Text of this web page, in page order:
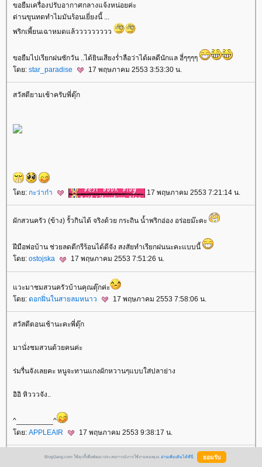
ขอยืมเครื่องปรับอากาศกลางแจ้งหน่อยค่ะ
ด่านขุนทดทำไมมันร้อนเยี่ยงนี้ ...
พริกเพี้ยนเฉาหมดแล้ววววววววว
ขอยืมไปเรียกฝนซักวัน ..ได้ยินเสียงร่ำลือว่าได้ผลดีนักแล ฮี่ๆๆๆๆ
ดย: star_paradise 17 พฤษภาคม 2553 3:53:30 น.
สวัสดียามเช้าครับพี่ตุ๊ก
ดย: กะว่าก๋า 17 พฤษภาคม 2553 7:21:14 น.
ผักสวนครัว (ข้าง) รั้วกินได้ จริงด้วย กระถิน น้ำพริกอ่อง อร่อยม๊ะคะ
ฝีมือพ่อบ้าน ช่วยลดดีกรีร้อนได้ดีจัง สงสัยทำเรียกฝนนะคะแบบนี้
ดย: ostojska 17 พฤษภาคม 2553 7:51:26 น.
วะมาชมสวนครัวบ้านคุณตุ๊กค่ะ
ดย: ดอกฝิ่นในสายลมหนาว 17 พฤษภาคม 2553 7:58:06 น.
สวัสดีตอนเช้านะคะพี่ตุ๊ก
มานั่งชมสวนด้วยคนค่ะ
ร่มรื่นจังเลยคะ หนูจะทานแกงผักหวานๆแบบใส่ปลาย่าง
อิอิ หิวววจัง..
^_________^
ดย: APPLEAIR 17 พฤษภาคม 2553 9:38:17 น.
อยู่บ้านนี้ไม่อดตาย ^^
BlogGang.com ใช้คุกกี้เพื่อพัฒนาประสบการณ์การใช้งานของคุณ อ่านเพิ่มเติมได้ที่นี่